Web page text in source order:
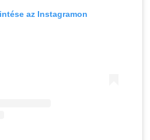
az Instagramon